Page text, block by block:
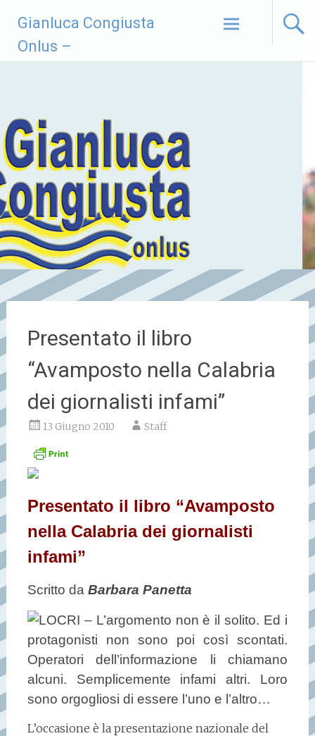
contenuto
Gianluca Congiusta
Onlus –
Presentato il libro
“Avamposto nella Calabria
dei giornalisti infami”
13 Giugno 2010 Staff
Presentato il libro “Avamposto
nella Calabria dei giornalisti
infami”
Scritto da Barbara Panetta
LOCRI – L’argomento non è il solito. Ed i
protagonisti non sono poi così scontati.
Operatori dell’informazione li chiamano
alcuni. Semplicemente infami altri. Loro
sono orgogliosi di essere l’uno e l’altro…
L’occasione è la presentazione nazionale del